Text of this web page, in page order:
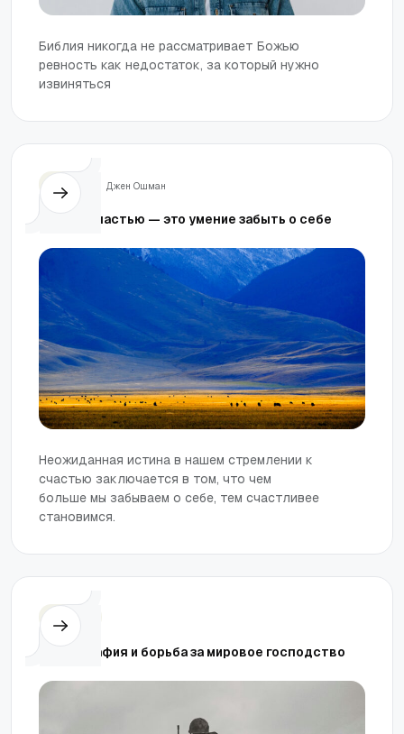
Библия никогда не рассматривает Божью
ревность как недостаток, за который нужно
извиняться
Джен Ошман
Ключ к счастью — это умение забыть о себе
Неожиданная истина в нашем стремлении к
счастью заключается в том, что чем
больше мы забываем о себе, тем счастливее
становимся.
Порнография и борьба за мировое господство